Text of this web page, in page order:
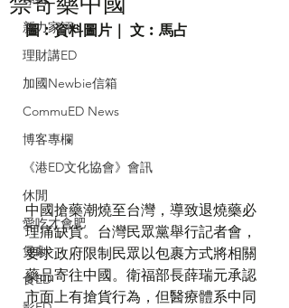
新力家評
理財講ED
加國Newbie信箱
CommuED News
博客專欄
《港ED文化協會》會訊
休閒
愛吃才會肥
煲劇
食ED
圖︰資料圖片｜ 文︰馬占
中國搶藥潮燒至台灣，導致退燒藥必
理痛缺貨。台灣民眾黨舉行記者會，
要求政府限制民眾以包裹方式將相關
藥品寄往中國。衛福部長薛瑞元承認
市面上有搶貨行為，但醫療體系中同